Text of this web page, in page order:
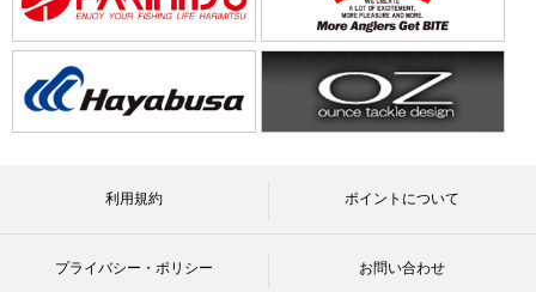
利用規約 ポイントについて
プライバシー・ポリシー お問い合わせ